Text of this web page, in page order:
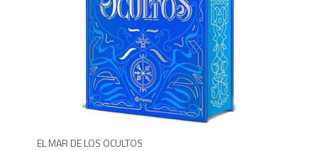
EL MAR DE LOS OCULTOS